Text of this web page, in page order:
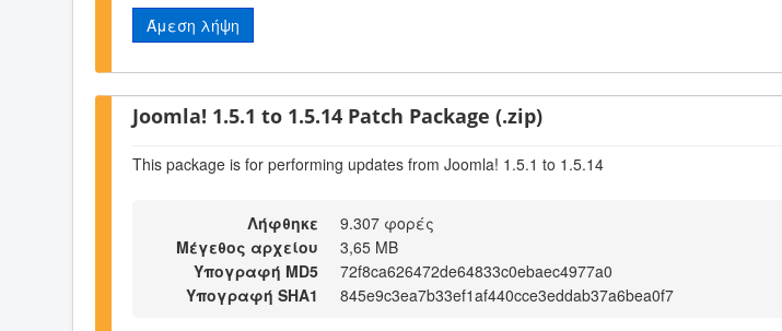
Άμεση λήψη
Joomla! 1.5.1 to 1.5.14 Patch Package (.zip)
This package is for performing updates from Joomla! 1.5.1 to 1.5.14
Λήφθηκε
9.307 φορές
Μέγεθος αρχείου
3,65 MB
Υπογραφή MD5
72f8ca626472de64833c0ebaec4977a0
Υπογραφή SHA1
845e9c3ea7b33ef1af440cce3eddab37a6bea0f7